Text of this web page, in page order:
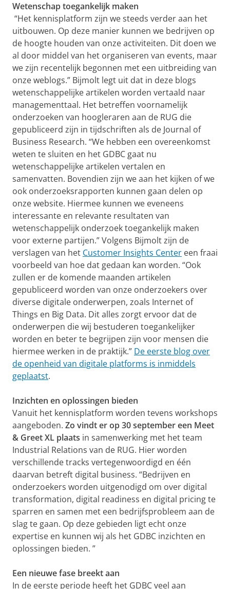
Wetenschap toegankelijk maken
“Het kennisplatform zijn we steeds verder aan het
uitbouwen. Op deze manier kunnen we bedrijven op
de hoogte houden van onze activiteiten. Dit doen we
al door middel van het organiseren van events, maar
we zijn recentelijk begonnen met een uitbreiding van
onze weblogs.” Bijmolt legt uit dat in deze blogs
wetenschappelijke artikelen worden vertaald naar
managementtaal. Het betreffen voornamelijk
onderzoeken van hoogleraren aan de RUG die
gepubliceerd zijn in tijdschriften als de Journal of
Business Research. “We hebben een overeenkomst
weten te sluiten en het GDBC gaat nu
wetenschappelijke artikelen vertalen en
samenvatten. Bovendien zijn we aan het kijken of we
ook onderzoeksrapporten kunnen gaan delen op
onze website. Hiermee kunnen we eveneens
interessante en relevante resultaten van
wetenschappelijk onderzoek toegankelijk maken
voor externe partijen.” Volgens Bijmolt zijn de
verslagen van het Customer Insights Center een fraai
voorbeeld van hoe dat gedaan kan worden. “Ook
zullen er de komende maanden artikelen
gepubliceerd worden van onze onderzoekers over
diverse digitale onderwerpen, zoals Internet of
Things en Big Data. Dit alles zorgt ervoor dat de
onderwerpen die wij bestuderen toegankelijker
worden en beter te begrijpen zijn voor mensen die
hiermee werken in de praktijk.” De eerste blog over
de openheid van digitale platforms is inmiddels
geplaatst.
Inzichten en oplossingen bieden
Vanuit het kennisplatform worden tevens workshops
aangeboden. Zo vindt er op 30 september een Meet
& Greet XL plaats in samenwerking met het team
Industrial Relations van de RUG. Hier worden
verschillende tracks vertegenwoordigd en één
daarvan betreft digital business. “Bedrijven en
onderzoekers worden uitgenodigd om over digital
transformation, digital readiness en digital pricing te
sparren en samen met een bedrijfsprobleem aan de
slag te gaan. Op deze gebieden ligt echt onze
expertise en kunnen wij als het GDBC inzichten en
oplossingen bieden. ”
Een nieuwe fase breekt aan
In de eerste periode heeft het GDBC veel aan